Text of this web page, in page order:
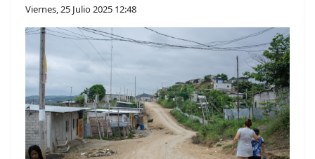
Viernes, 25 Julio 2025 12:48